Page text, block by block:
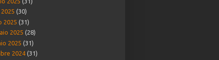
(30)
2025 (31)
2025 (28)
2025 (31)
2024 (31)